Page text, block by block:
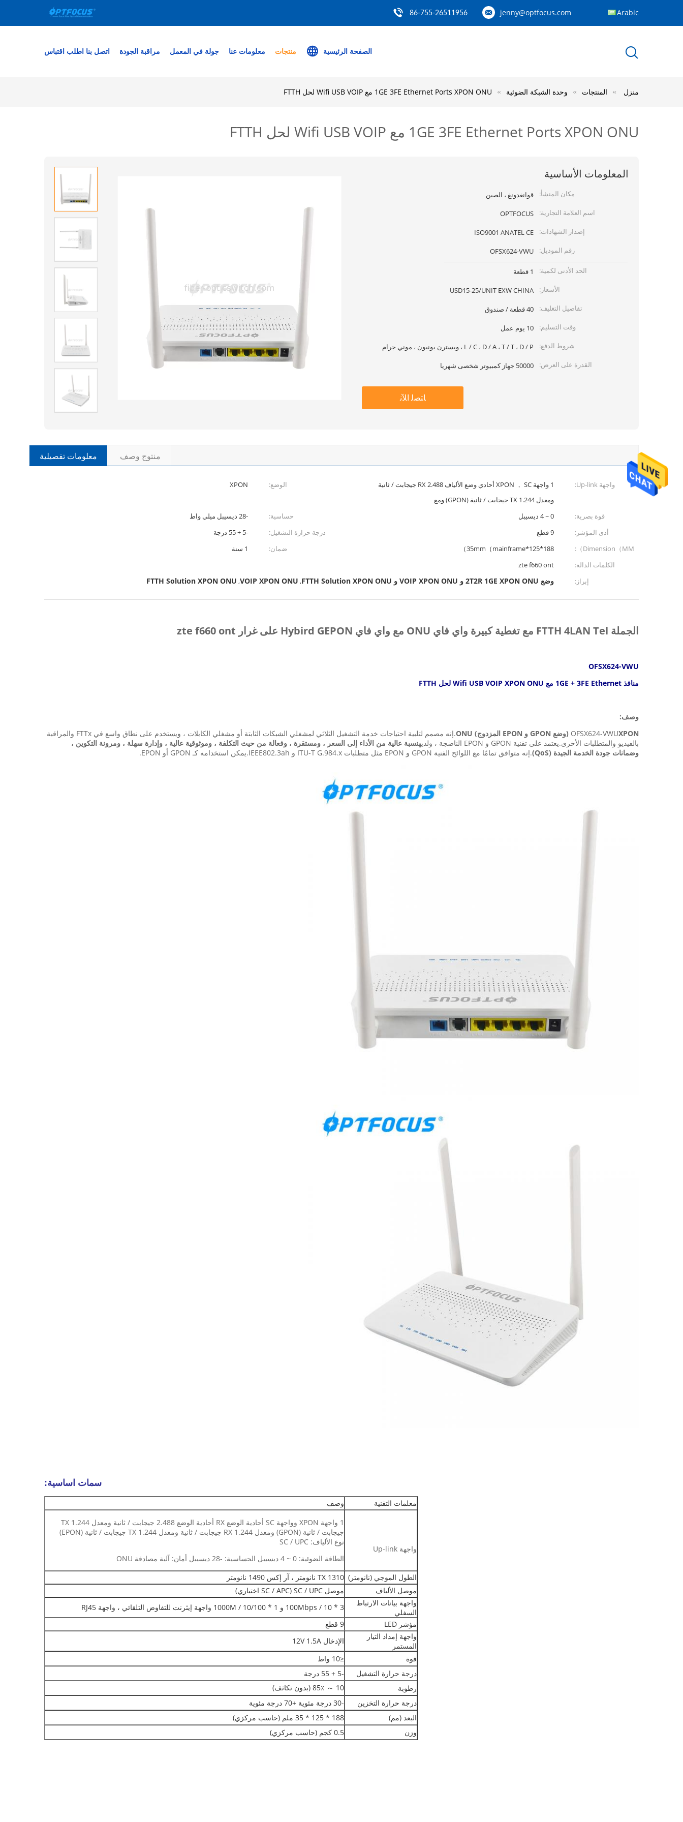
jenny@optfocus.com
86-755-26511956 Arabic
الصفحة الرئيسية منتجات معلومات عنا جولة في المعمل مراقبة الجودة اتصل بنا اطلب اقتباس
منزل المنتجات وحدة الشبكة الضوئية 1GE 3FE Ethernet Ports XPON ONU مع Wifi USB VOIP لحل FTTH
1GE 3FE Ethernet Ports XPON ONU مع Wifi USB VOIP لحل FTTH
المعلومات الأساسية
مكان المنشأ:
قوانغدونغ ، الصين
اسم العلامة التجارية:
OPTFOCUS
إصدار الشهادات:
ISO9001 ANATEL CE
رقم الموديل:
OFSX624-VWU
الحد الأدنى لكمية:
1 قطعة
الأسعار:
USD15-25/UNIT EXW CHINA
تفاصيل التغليف:
40 قطعة / صندوق
وقت التسليم:
10 يوم عمل
شروط الدفع:
L / C ، D / A ، T / T ، D / P ، ويسترن يونيون ، موني جرام
القدرة على العرض:
50000 جهاز كمبيوتر شخصى شهريا
ﺎﺘﺼﻟ ﺍﻶﻧ
معلومات تفصيلية منتوج وصف
واجهة Up-link:
1 واجهة XPON ， SC أحادي وضع الألياف RX 2.488 جيجابت / ثانية
ومعدل TX 1.244 جيجابت / ثانية (GPON) ومع
الوضع: XPON
قوة بصرية: 0 ~ 4 ديسيبل حساسية:
-28 ديسيبل ميلي واط
أدى المؤشر:
9 قطع درجة حرارة التشغيل:
-5 + 55 درجة
Dimension（MM）:
188*125*35mm（mainframe） ضمان:
1 سنة
الكلمات الدالة:
zte f660 ont
إبراز:
وضع 2T2R 1GE XPON ONU و VOIP XPON ONU و FTTH Solution XPON ONU ,
VOIP XPON ONU
,
FTTH Solution XPON ONU
الجملة FTTH 4LAN Tel مع تغطية كبيرة واي فاي ONU مع واي فاي Hybird GEPON على غرار zte f660 ont
OFSX624-VWU
منافذ 1GE + 3FE Ethernet مع Wifi USB VOIP XPON ONU لحل FTTH
وصف:
OFSX624-VWUXPON (وضع GPON و EPON المزدوج) ONU
.إنه مصمم لتلبية احتياجات خدمة التشغيل الثلاثي لمشغلي الشبكات الثابتة أو مشغلي الكابلات ، ويستخدم على نطاق واسع في FTTx والمراقبة
بالفيديو والمتطلبات الأخرى.يعتمد على تقنية GPON و EPON الناضجة ، ولديه
نسبة عالية من الأداء إلى السعر ، ومستقرة ، وفعالة من حيث التكلفة ، وموثوقية عالية ، وإدارة سهلة ، ومرونة التكوين ،
وضمانات جودة الخدمة الجيدة (QoS)
.إنه متوافق تمامًا مع اللوائح الفنية GPON و EPON مثل متطلبات ITU-T G.984.x و IEEE802.3ah.يمكن استخدامه كـ GPON أو EPON.
سمات اساسية:
معلمات التقنية وصف
واجهة Up-link
1 واجهة XPON وواجهة SC أحادية الوضع RX أحادية الوضع 2.488 جيجابت / ثانية ومعدل TX 1.244
جيجابت / ثانية (GPON) ومعدل RX 1.244 جيجابت / ثانية ومعدل TX 1.244 جيجابت / ثانية (EPON)
نوع الألياف: SC / UPC
الطاقة الضوئية: 0 ~ 4 ديسيبل الحساسية: -28 ديسيبل أمان: آلية مصادقة ONU
الطول الموجي (نانومتر) TX 1310 نانومتر ، آر إكس 1490 نانومتر
موصل الألياف
موصل SC / UPC (SC / APC اختياري)
واجهة بيانات الارتباط
السفلي
3 * 10 / 100Mbps و 1 * 10/100 / 1000M واجهة إيثرنت للتفاوض التلقائي ، واجهة RJ45
مؤشر LED
9 قطع
واجهة إمداد التيار
المستمر
الإدخال 12V 1.5A
قوة
≤10 واط
درجة حرارة التشغيل
-5 + 55 درجة
رطوبة
10 ～ 85٪ (بدون تكاثف)
درجة حرارة التخزين
-30 درجة مئوية +70 درجة مئوية
البعد (مم)
188 * 125 * 35 ملم (حاسب مركزي)
وزن
0.5 كجم (حاسب مركزي)